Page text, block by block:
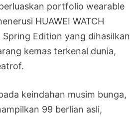
portfolio wearable
HUAWEI WATCH
Spring Edition yang dihasilkan
kemas terkenal dunia,
keindahan musim bunga,
99 berlian asli,